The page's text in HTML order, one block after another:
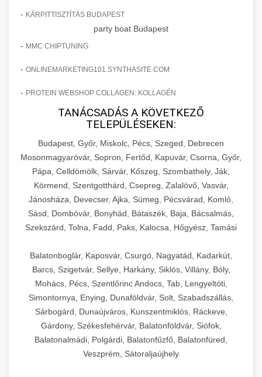
- KÁRPITTISZTÍTÁS BUDAPEST
party boat Budapest
- MMC CHIPTUNING
- ONLINEMARKETING101.SYNTHASITE.COM
- PROTEIN WEBSHOP COLLAGEN: KOLLAGÉN
TANÁCSADÁS A KÖVETKEZŐ
TELEPÜLÉSEKEN:
Budapest, Győr, Miskolc, Pécs, Szeged, Debrecen
Mosonmagyaróvár, Sopron, Fertőd, Kapuvár, Csorna, Győr,
Pápa, Celldömölk, Sárvár, Kőszeg, Szombathely, Ják,
Körmend, Szentgotthárd, Csepreg, Zalalövő, Vasvár,
Jánosháza, Devecser, Ajka, Sümeg, Pécsvárad, Komló,
Sásd, Dombóvár, Bonyhád, Bátaszék, Baja, Bácsalmás,
Szekszárd, Tolna, Fadd, Paks, Kalocsa, Hőgyész, Tamási
Balatonboglár, Kaposvár, Csurgó, Nagyatád, Kadarkút,
Barcs, Szigetvár, Sellye, Harkány, Siklós, Villány, Bóly,
Mohács, Pécs, Szentlőrinc Andocs, Tab, Lengyeltóti,
Simontornya, Enying, Dunaföldvár, Solt, Szabadszállás,
Sárbogárd, Dunaújváros, Kunszentmiklós, Ráckeve,
Gárdony, Székesfehérvár, Balatonföldvár, Siófok,
Balatonalmádi, Polgárdi, Balatonfűzfő, Balatonfüred,
Veszprém, Sátoraljaújhely